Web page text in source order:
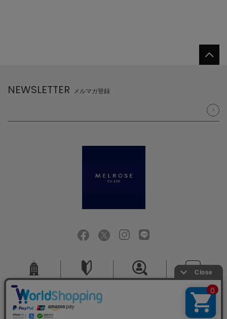
NEWSLETTER メルマガ登録
会社概要 お問い合せ
ご利用規約 特定商取引法に基づく表記